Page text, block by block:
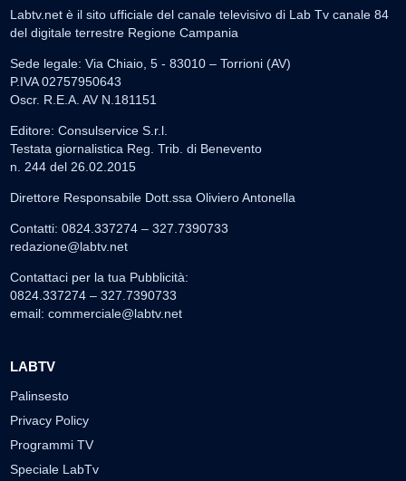
Labtv.net è il sito ufficiale del canale televisivo di Lab Tv canale 84
del digitale terrestre Regione Campania
Sede legale: Via Chiaio, 5 - 83010 – Torrioni (AV)
P.IVA 02757950643
Oscr. R.E.A. AV N.181151
Editore: Consulservice S.r.l.
Testata giornalistica Reg. Trib. di Benevento
n. 244 del 26.02.2015
Direttore Responsabile Dott.ssa Oliviero Antonella
Contatti: 0824.337274 – 327.7390733
redazione@labtv.net
Contattaci per la tua Pubblicità:
0824.337274 – 327.7390733
email: commerciale@labtv.net
LABTV
Palinsesto
Privacy Policy
Programmi TV
Speciale LabTv